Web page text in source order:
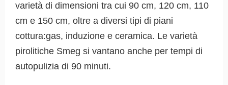
varietà di dimensioni tra cui 90 cm, 120 cm, 110
cm e 150 cm, oltre a diversi tipi di piani
cottura:gas, induzione e ceramica. Le varietà
pirolitiche Smeg si vantano anche per tempi di
autopulizia di 90 minuti.